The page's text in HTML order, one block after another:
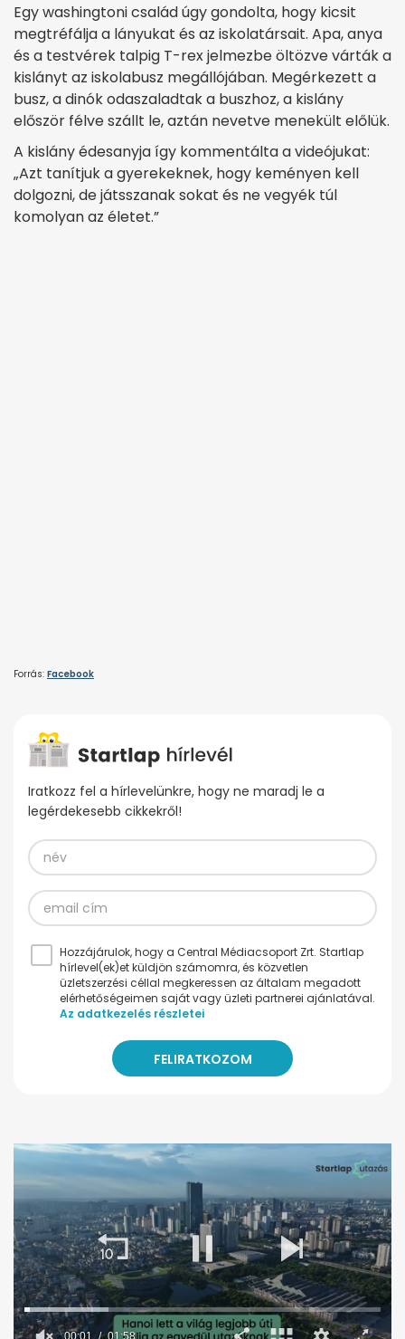
Egy washingtoni család úgy gondolta, hogy kicsit
megtréfálja a lányukat és az iskolatársait. Apa, anya
és a testvérek talpig T-rex jelmezbe öltözve várták a
kislányt az iskolabusz megállójában. Megérkezett a
busz, a dinók odaszaladtak a buszhoz, a kislány
először félve szállt le, aztán nevetve menekült előlük.
A kislány édesanyja így kommentálta a videójukat:
„Azt tanítjuk a gyerekeknek, hogy keményen kell
dolgozni, de játsszanak sokat és ne vegyék túl
komolyan az életet.”
Forrás: Facebook
Iratkozz fel a hírlevelünkre, hogy ne maradj le a
legérdekesebb cikkekről!
Hozzájárulok, hogy a Central Médiacsoport Zrt. Startlap
hírlevel(ek)et küldjön számomra, és közvetlen
üzletszerzési céllal megkeressen az általam megadott
elérhetőségeimen saját vagy üzleti partnerei ajánlatával.
Az adatkezelés részletei
00:02 01:58